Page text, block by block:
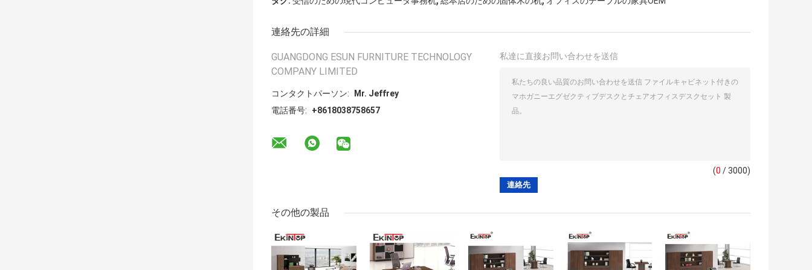
連絡先の詳細
GUANGDONG ESUN FURNITURE TECHNOLOGY
COMPANY LIMITED
コンタクトパーソン:
Mr. Jeffrey
電話番号:
+8618038758657
私達に直接お問い合わせを送信
(0 / 3000)
その他の製品